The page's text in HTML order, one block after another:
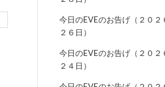
今日のEVEのお告げ（２０２
２６日）
今日のEVEのお告げ（２０２
２４日）